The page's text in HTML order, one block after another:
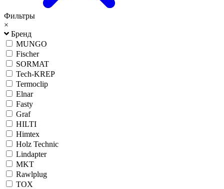
Фильтры
×
Бренд
MUNGO
Fischer
SORMAT
Tech-KREP
Termoclip
Elnar
Fasty
Graf
HILTI
Himtex
Holz Technic
Lindapter
MKT
Rawlplug
TOX